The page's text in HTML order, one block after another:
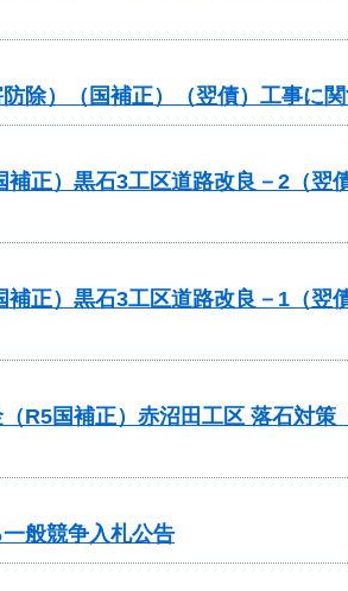
除）（国補正）（翌債）工事に
正）黒石3工区道路改良－2（翌
正）黒石3工区道路改良－1（翌
R5国補正）赤沼田工区 落石対策
般競争入札公告